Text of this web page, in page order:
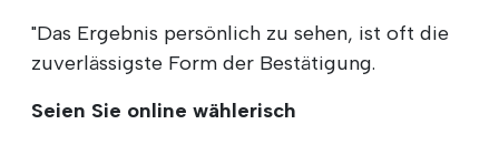
"Das Ergebnis persönlich zu sehen, ist oft die
zuverlässigste Form der Bestätigung.
Seien Sie online wählerisch